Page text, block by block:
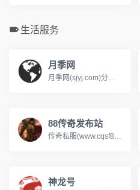
生活服务
月季网
月季网(sjyj.com)分享世界品种和养护知识，提供树状月季、大花丰花、藤本造型和欧月盆栽的批发交易和行情价格。中国月季之乡，南阳基地专业供应月季花苗，致力于让园林多点美景，咨询电话13525165668
88传奇发布站
传奇私服(www.cqsf88.cc)，提供最新传奇私服发布网资讯，可以第一时间体验新开传奇SF、查找传奇SF发布网新区信息，包括1.76、复古、热血、变态、网通、三职业等多种热门玩法，还提供最新开区时间、版本细节、爆率介绍，支持筛选高爆服、散人好混服等其它，每天定时更新传奇游戏开服表，是玩家首选的搜服平台!
神龙号